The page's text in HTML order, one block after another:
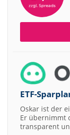
ETF-
Oskar ist der
Er übernimmt
transparent